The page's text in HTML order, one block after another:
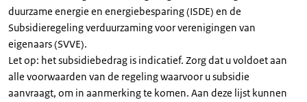
duurzame energie en energiebesparing (ISDE) en de
Subsidieregeling verduurzaming voor verenigingen van
eigenaars (SVVE).
Let op: het subsidiebedrag is indicatief. Zorg dat u voldoet aan
alle voorwaarden van de regeling waarvoor u subsidie
aanvraagt, om in aanmerking te komen. Aan deze lijst kunnen